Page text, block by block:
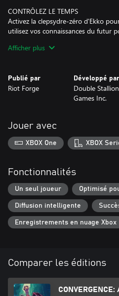
CONTRÔLEZ LE TEMPS
Activez la clepsydre-zéro d'Ekko
utilisez vos connaissances du futur
manière fluide et dynamique en
DÉCOUVREZ ZAUN
Courez, sautez et glissez à travers
des champions, défiez vos ennemis
AFFRONTEZ DES CHAMPIONS
Découvrez les champions de League
les avez jamais vus auparavant.
explosifs où vous apprendrez qui
Saisissez chaque occasion qui se
Afficher plus
Publié par
Riot Forge
Développé par
Double Stallion
Games Inc.
Jouer avec
XBOX One XBOX
Fonctionnalités
Un seul joueur Optimisé
Diffusion intelligente
Enregistrements en nuage Xbox
Comparer les éditions